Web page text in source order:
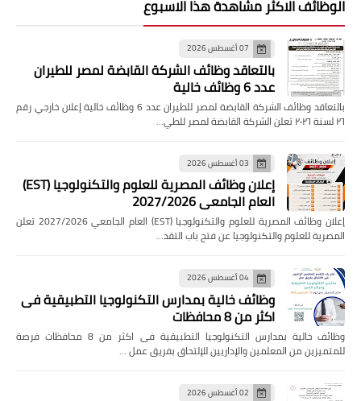
الوظائف الاكثر مشاهدة هذا الاسبوع
07 أغسطس 2026
بالتعاقد وظائف الشركة القابضة لمصر للطيران
عدد 6 وظائف خالية
بالتعاقد وظائف الشركة القابضة لمصر للطيران عدد 6 وظائف خالية إعلان خارجي رقم
٢٦ لسنة ٢٠٢٦ تعلن الشركة القابضة لمصر للطي…
03 أغسطس 2026
إعلان وظائف المصرية للعلوم والتكنولوجيا (EST)
العام الجامعي 2027/2026
إعلان وظائف المصرية للعلوم والتكنولوجيا (EST) العام الجامعي 2027/2026 تعلن
المصرية للعلوم والتكنولوجيا عن فتح باب التقد…
04 أغسطس 2026
وظائف خالية بمدارس التكنولوجيا التطبيقية فى
اكثر من 8 محافظات
وظائف خالية بمدارس التكنولوجيا التطبيقية فى اكثر من 8 محافظات فرصة
للمتميزين من المعلمين والإداريين للإلتحاق بفريق عمل …
02 أغسطس 2026